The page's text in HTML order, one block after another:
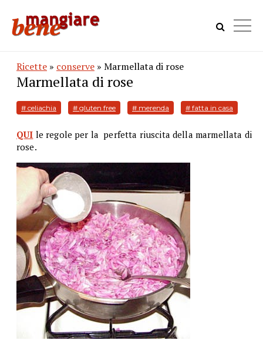
Ricette » conserve » Marmellata di rose
Marmellata di rose
# celiachia # gluten free # merenda # fatta in casa
QUI le regole per la perfetta riuscita della marmellata di
rose.